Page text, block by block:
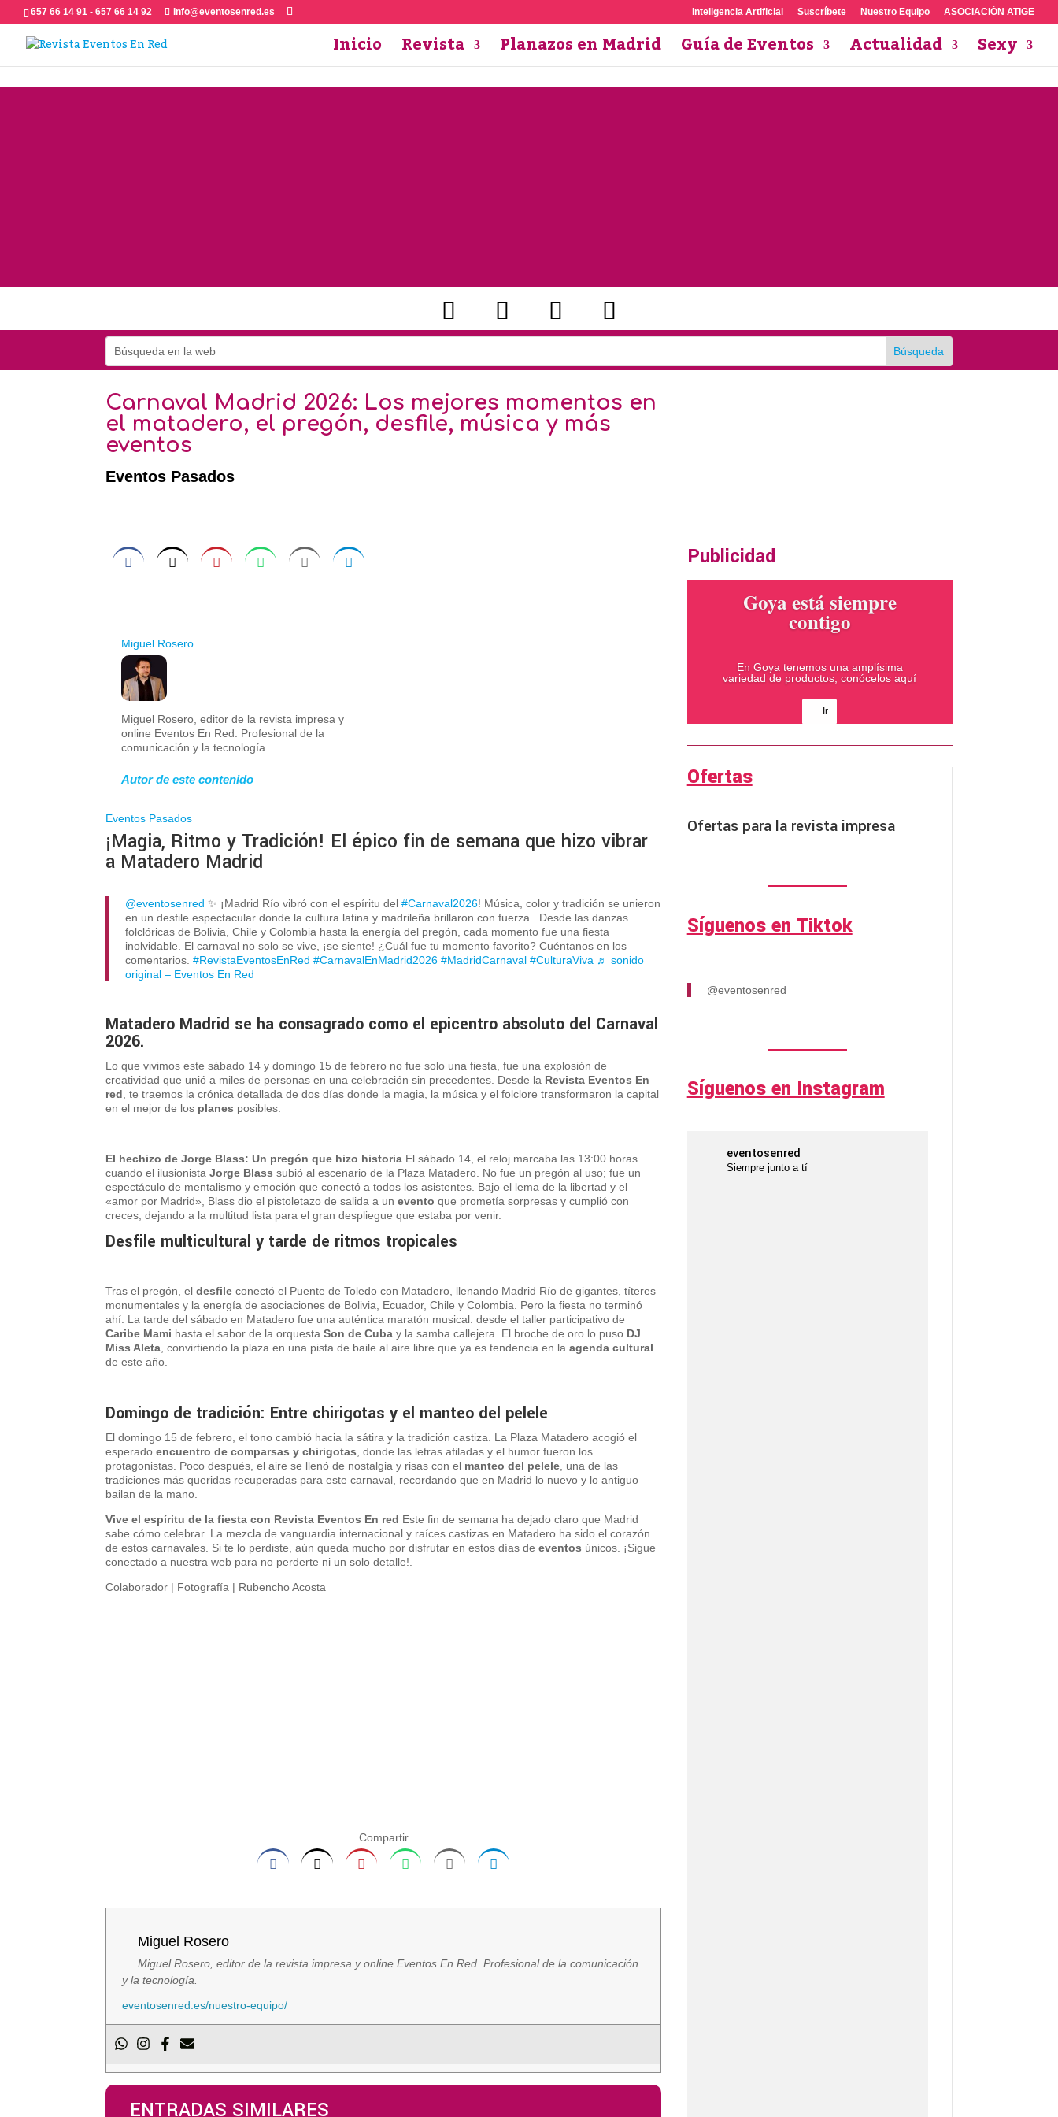
657 66 14 91 - 657 66 14 92 Info@eventosenred.es Inteligencia Artificial Suscríbete Nuestro Equipo ASOCIACIÓN ATIGE
Inicio Revista Planazos en Madrid Guía de Eventos Actualidad Sexy
Carnaval Madrid 2026: Los mejores momentos en
el matadero, el pregón, desfile, música y más
eventos
Eventos Pasados
Miguel Rosero
Miguel Rosero, editor de la revista impresa y
online Eventos En Red. Profesional de la
comunicación y la tecnología.
Autor de este contenido
Eventos Pasados
¡Magia, Ritmo y Tradición! El épico fin de semana que hizo vibrar
a Matadero Madrid
@eventosenred ✨ ¡Madrid Río vibró con el espíritu del#Carnaval2026! Música, color y tradición se unieron
en un desfile espectacular donde la cultura latina y madrileña brillaron con fuerza. Desde las danzas
folclóricas de Bolivia, Chile y Colombia hasta la energía del pregón, cada momento fue una fiesta
inolvidable. El carnaval no solo se vive, ¡se siente! ¿Cuál fue tu momento favorito? Cuéntanos en los
comentarios.#RevistaEventosEnRed #CarnavalEnMadrid2026 #MadridCarnaval #CulturaViva ♬ sonido
original – Eventos En Red
Matadero Madrid se ha consagrado como el epicentro absoluto del Carnaval
2026.
Lo que vivimos este sábado 14 y domingo 15 de febrero no fue solo una fiesta, fue una explosión de
creatividad que unió a miles de personas en una celebración sin precedentes. Desde la Revista Eventos En
red , te traemos la crónica detallada de dos días donde la magia, la música y el folclore transformaron la capital
en el mejor de los planes posibles.
El hechizo de Jorge Blass: Un pregón que hizo historia El sábado 14, el reloj marcaba las 13:00 horas
cuando el ilusionistaJorge Blass subió al escenario de la Plaza Matadero. No fue un pregón al uso; fue un
espectáculo de mentalismo y emoción que conectó a todos los asistentes. Bajo el lema de la libertad y el
«amor por Madrid», Blass dio el pistoletazo de salida a unevento que prometía sorpresas y cumplió con
creces, dejando a la multitud lista para el gran despliegue que estaba por venir.
Desfile multicultural y tarde de ritmos tropicales
Tras el pregón, eldesfile conectó el Puente de Toledo con Matadero, llenando Madrid Río de gigantes, títeres
monumentales y la energía de asociaciones de Bolivia, Ecuador, Chile y Colombia. Pero la fiesta no terminó
ahí. La tarde del sábado en Matadero fue una auténtica maratón musical: desde el taller participativo de
Caribe Mami hasta el sabor de la orquestaSon de Cuba y la samba callejera. El broche de oro lo puso DJ
Miss Aleta , convirtiendo la plaza en una pista de baile al aire libre que ya es tendencia en laagenda cultural
de este año.
Domingo de tradición: Entre chirigotas y el manteo del pelele
El domingo 15 de febrero, el tono cambió hacia la sátira y la tradición castiza. La Plaza Matadero acogió el
esperadoencuentro de comparsas y chirigotas , donde las letras afiladas y el humor fueron los
protagonistas. Poco después, el aire se llenó de nostalgia y risas con el manteo del pelele , una de las
tradiciones más queridas recuperadas para este carnaval, recordando que en Madrid lo nuevo y lo antiguo
bailan de la mano.
Vive el espíritu de la fiesta con Revista Eventos En red Este fin de semana ha dejado claro que Madrid
sabe cómo celebrar. La mezcla de vanguardia internacional y raíces castizas en Matadero ha sido el corazón
de estos carnavales. Si te lo perdiste, aún queda mucho por disfrutar en estos días deeventos únicos. ¡Sigue
conectado a nuestra web para no perderte ni un solo detalle!.
Colaborador | Fotografía | Rubencho Acosta
Compartir
Miguel Rosero
Miguel Rosero, editor de la revista impresa y online Eventos En Red. Profesional de la comunicación
y la tecnología.
eventosenred.es/nuestro-equipo/
ENTRADAS SIMILARES
Publicidad
Goya está siempre
contigo
En Goya tenemos una amplísima
variedad de productos, conócelos aquí
Ir
Ofertas
Ofertas para la revista impresa
Síguenos en Tiktok
@eventosenred
Síguenos en Instagram
eventosenred
Siempre junto a tí